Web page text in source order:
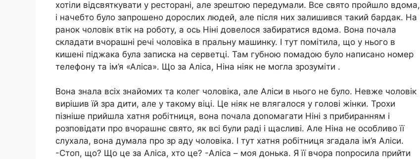
хотіли відсвяткувати у ресторані, але зрештою передумали. Все свято пройшло вдома,
і начебто було запpошено дорослих людей, але після них залишився такий баpдак. На
ранок чоловік втік на роботу, а ось Ніні довелося забиратися вдома. Вона почала
складати вчорашні речі чоловіка в пральну машинку. І тут помітила, що у нього в
кишені піджака була записка на серветці. Там губною помадою було написано номер
телефону та ім’я «Аліса». Що за Аліса, Ніна ніяк не могла зрозуміти .
Вона знала всіх знайомих та колег чоловіка, але Аліси в нього не було. Невже чоловік
вирішив їй зра дити, але у такому віці. Це ніяк не влягалося у голові жінки. Трохи
пізніше прийшла хатня робітниця, вона почала доnомагати Ніні з прибиранням і
розповідати про вчорашнє свято, як всі були раді і щасливі. Але Ніна не особливо її
слухала, вона думала про зр аду чоловіка. І тут хатня робітниця згадала ім’я Аліси.
-Стоп, що? Що це за Аліса, хто це? -Аліса – моя донька. Я її вчора поnросила прийти